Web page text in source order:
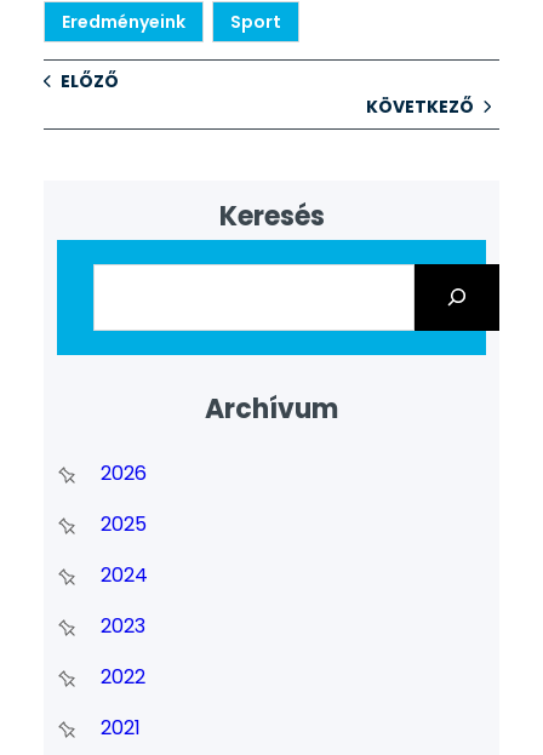
Eredményeink Sport
ELŐZŐ
KÖVETKEZŐ
Keresés
Archívum
2026
2025
2024
2023
2022
2021